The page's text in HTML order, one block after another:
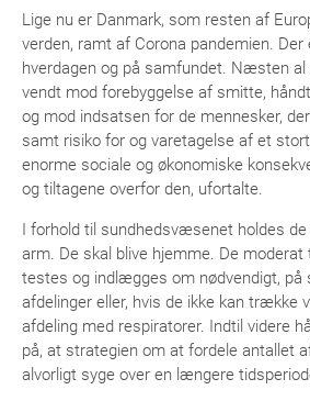
Lige nu er Danmark, som resten af
verden, ramt af Corona pandemien. Der
hverdagen og på samfundet. Næsten
vendt mod forebyggelse af smitte,
og mod indsatsen for de mennesker,
samt risiko for og varetagelse af et
enorme sociale og økonomiske
og tiltagene overfor den, ufortalte.
I forhold til sundhedsvæsenet holdes
arm. De skal blive hjemme. De
testes og indlægges om nødvendigt,
afdelinger eller, hvis de ikke kan trække
afdeling med respiratorer. Indtil videre
på, at strategien om at fordele antallet
alvorligt syge over en længere